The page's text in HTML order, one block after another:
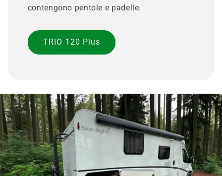
contengono pentole e padelle.
TRIO 120 Plus